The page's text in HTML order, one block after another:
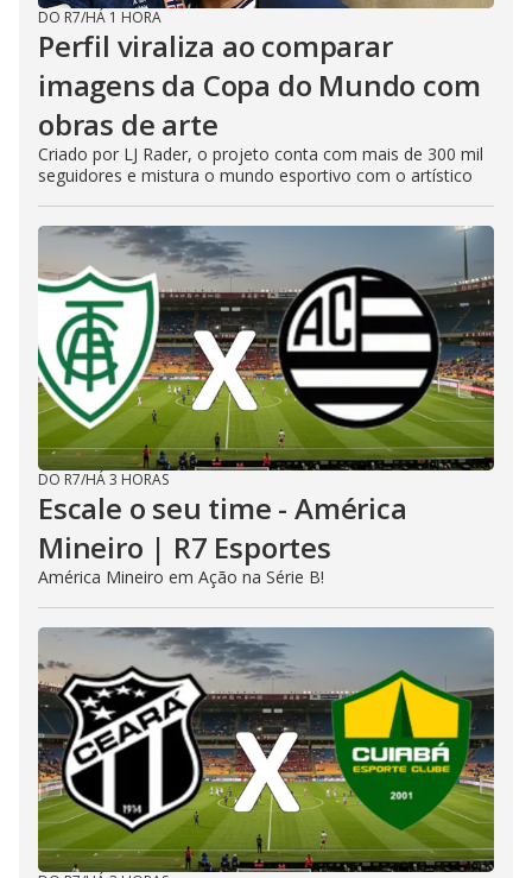
DO R7/HÁ 1 HORA
Perfil viraliza ao comparar
imagens da Copa do Mundo com
obras de arte
Criado por LJ Rader, o projeto conta com mais de 300 mil
seguidores e mistura o mundo esportivo com o artístico
DO R7/HÁ 3 HORAS
Escale o seu time - América
Mineiro | R7 Esportes
América Mineiro em Ação na Série B!